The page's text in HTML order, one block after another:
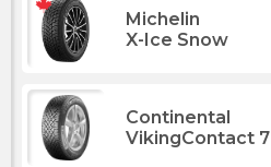
Michelin
X-Ice Snow
Continental
VikingContact 7